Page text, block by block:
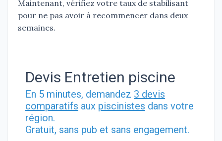
Maintenant, vérifiez votre taux de stabilisant
pour ne pas avoir à recommencer dans deux
semaines.
Devis Entretien piscine
En 5 minutes, demandez 3 devis
comparatifs aux piscinistes dans votre
région.
Gratuit, sans pub et sans engagement.